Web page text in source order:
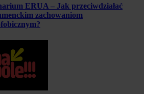
ERUA – Jak przeciwdziałać
zachowaniom